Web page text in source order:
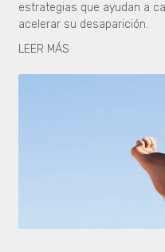
estrategias que ayudan a
acelerar su desaparición.
LEER MÁS